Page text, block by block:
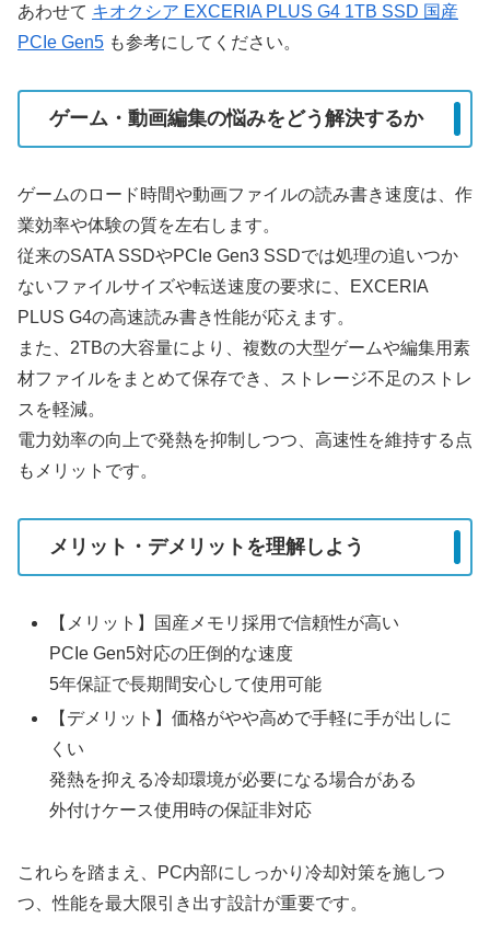
あわせて キオクシア EXCERIA PLUS G4 1TB SSD 国産
PCIe Gen5 も参考にしてください。
ゲーム・動画編集の悩みをどう解決するか
ゲームのロード時間や動画ファイルの読み書き速度は、作
業効率や体験の質を左右します。
従来のSATA SSDやPCIe Gen3 SSDでは処理の追いつか
ないファイルサイズや転送速度の要求に、EXCERIA
PLUS G4の高速読み書き性能が応えます。
また、2TBの大容量により、複数の大型ゲームや編集用素
材ファイルをまとめて保存でき、ストレージ不足のストレ
スを軽減。
電力効率の向上で発熱を抑制しつつ、高速性を維持する点
もメリットです。
メリット・デメリットを理解しよう
【メリット】国産メモリ採用で信頼性が高い
PCIe Gen5対応の圧倒的な速度
5年保証で長期間安心して使用可能
【デメリット】価格がやや高めで手軽に手が出しに
くい
発熱を抑える冷却環境が必要になる場合がある
外付けケース使用時の保証非対応
これらを踏まえ、PC内部にしっかり冷却対策を施しつ
つ、性能を最大限引き出す設計が重要です。